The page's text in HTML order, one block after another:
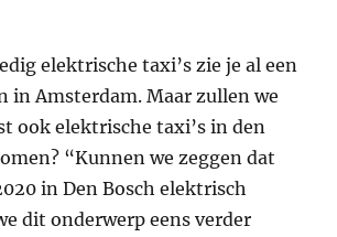
elektrische taxi’s zie je al een
in Amsterdam. Maar zullen we
ook elektrische taxi’s in den
“Kunnen we zeggen dat
in Den Bosch elektrisch
dit onderwerp eens verder